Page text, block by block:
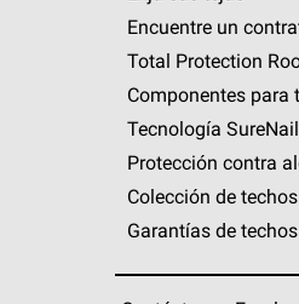
Encuentre un
Total Protection
Componentes para
Tecnología
Protección contra
Colección de
Garantías de techos